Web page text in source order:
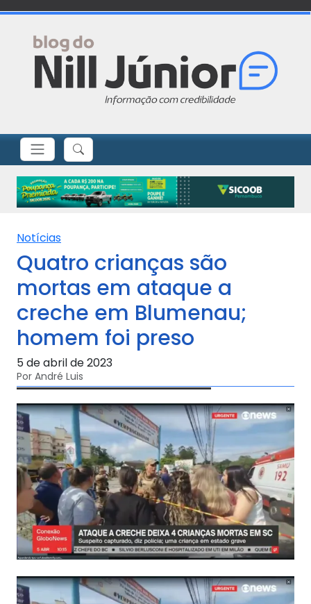
Notícias
Quatro crianças são
mortas em ataque a
creche em Blumenau;
homem foi preso
5 de abril de 2023
Por André Luis